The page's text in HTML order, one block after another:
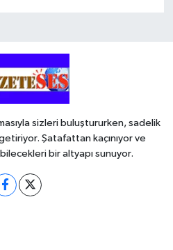
sizleri buluştururken, sadelik
Şatafattan kaçınıyor ve
bir altyapı sunuyor.